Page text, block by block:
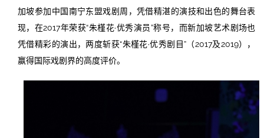
加坡参加中国南宁东盟戏剧周，凭借精湛的演技和出色的舞台表
现，在2017年荣获“朱槿花·优秀演员”称号，而新加坡艺术剧场也
凭借精彩的演出，两度斩获“朱槿花·优秀剧目”（2017及2019），
赢得国际戏剧界的高度评价。